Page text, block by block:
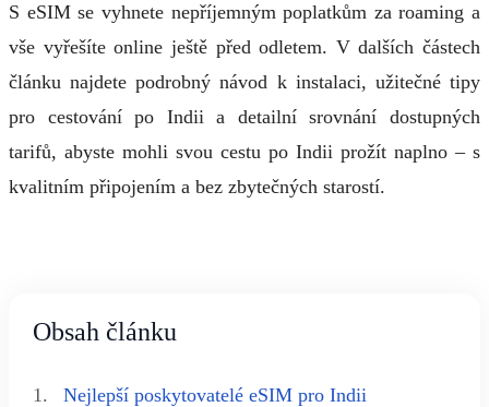
S eSIM se vyhnete nepříjemným poplatkům za roaming a
vše vyřešíte online ještě před odletem. V dalších částech
článku najdete podrobný návod k instalaci, užitečné tipy
pro cestování po Indii a detailní srovnání dostupných
tarifů, abyste mohli svou cestu po Indii prožít naplno – s
kvalitním připojením a bez zbytečných starostí.
Obsah článku
1. Nejlepší poskytovatelé eSIM pro Indii